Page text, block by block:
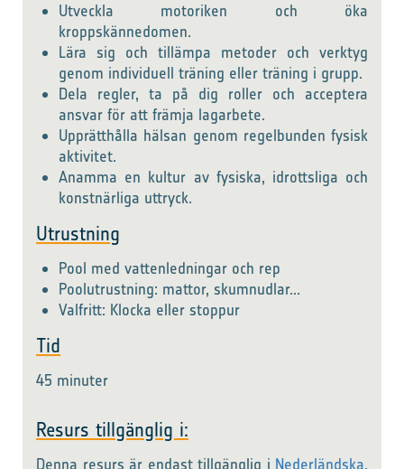
Utveckla motoriken och öka
kroppskännedomen.
Lära sig och tillämpa metoder och verktyg
genom individuell träning eller träning i grupp.
Dela regler, ta på dig roller och acceptera
ansvar för att främja lagarbete.
Upprätthålla hälsan genom regelbunden fysisk
aktivitet.
Anamma en kultur av fysiska, idrottsliga och
konstnärliga uttryck.
Utrustning
Pool med vattenledningar och rep
Poolutrustning: mattor, skumnudlar...
Valfritt: Klocka eller stoppur
Tid
45 minuter
Resurs tillgänglig i:
Denna resurs är endast tillgänglig i Nederländska,